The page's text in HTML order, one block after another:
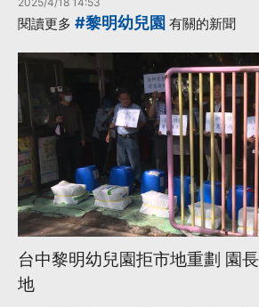
閱讀更多 #黎明幼兒園 有關的新聞
台中黎明幼兒園拒市地重劃 園
地